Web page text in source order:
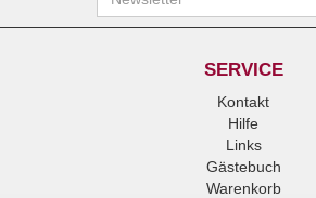
SERVICE
Kontakt
Hilfe
Links
Gästebuch
Warenkorb